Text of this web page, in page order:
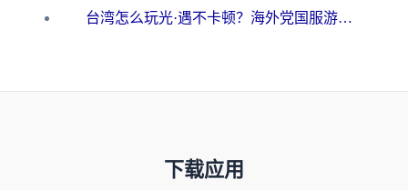
台湾怎么玩光·遇不卡顿？海外党国服游戏加速终极攻略（附实测体验）
下载应用